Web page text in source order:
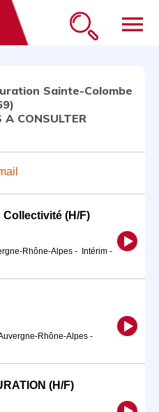
menu
Sainte-Colombe
A CONSULTER
(H/F)
Rhône-Alpes - Intérim -
Rhône-Alpes -
(H/F)